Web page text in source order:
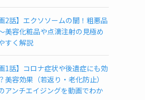
2話】エクソソームの闇！粗悪品
美容化粧品や点滴注射の見極め
すく解説
1話】コロナ症状や後遺症にも効
美容効果（若返り・老化防止）
アンチエイジングを動画でわか